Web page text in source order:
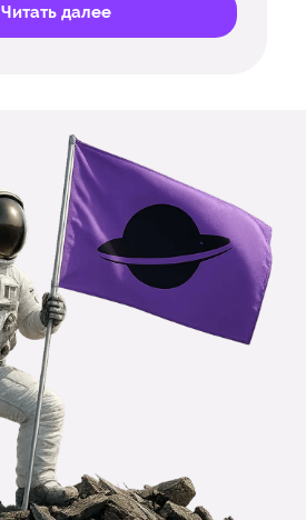
Читать далее